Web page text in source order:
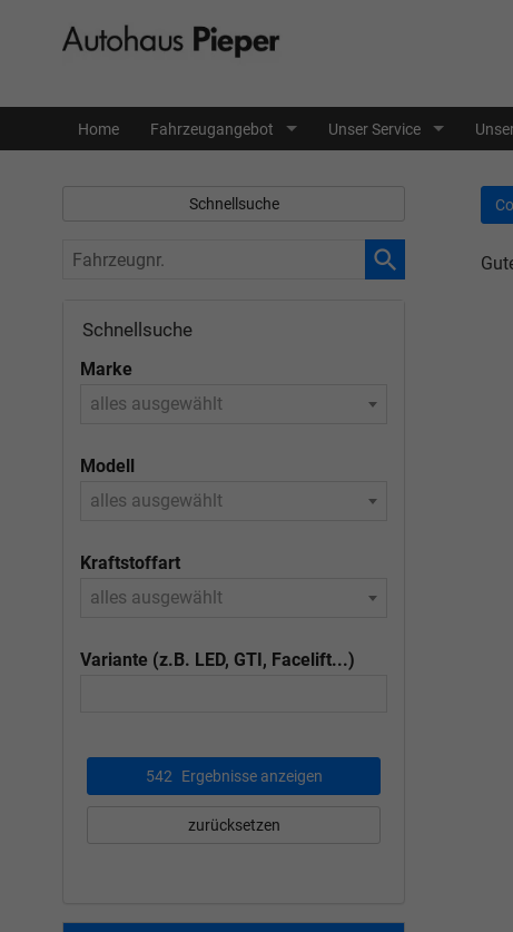
Home Fahrzeugangebot Unser Service
Schnellsuche
Fahrzeugnr.
Schnellsuche
Marke
alles ausgewählt
Modell
alles ausgewählt
Kraftstoffart
alles ausgewählt
Variante (z.B. LED, GTI, Facelift...)
542 Ergebnisse anzeigen
zurücksetzen